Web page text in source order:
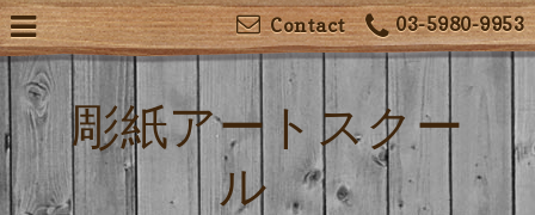
03-5980-9953
Contact
彫紙アートスクー
ル